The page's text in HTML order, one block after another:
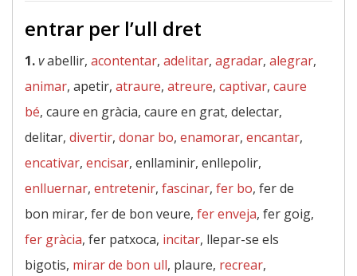
entrar per l’ull dret
1.vabellir, acontentar, adelitar, agradar, alegrar,
animar, apetir, atraure, atreure, captivar, caure
bé, caure en gràcia, caure en grat, delectar,
delitar, divertir, donar bo, enamorar, encantar,
encativar, encisar, enllaminir, enllepolir,
enlluernar, entretenir, fascinar, fer bo, fer de
bon mirar, fer de bon veure, fer enveja, fer goig,
fer gràcia, fer patxoca, incitar, llepar-se els
bigotis, mirar de bon ull, plaure, recrear,